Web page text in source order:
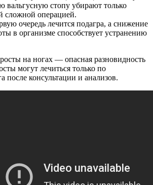
вальгусную стопу убирают только
сложной операцией.
очередь лечится подагра, а снижение
в организме способствует устранению
на ногах — опасная разновидность
могут лечиться только по
после консультации и анализов.